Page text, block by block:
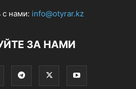
с нами: info@otyrar.kz
ЗА НАМИ